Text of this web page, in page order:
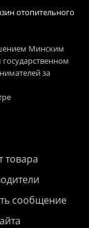
отопительного
Минским
за
товара
сообщение